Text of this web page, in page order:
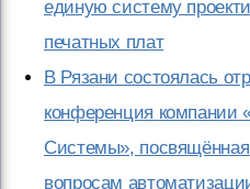
единую систему
печатных плат
В Рязани состоялась
конференция компании
Системы»,
вопросам